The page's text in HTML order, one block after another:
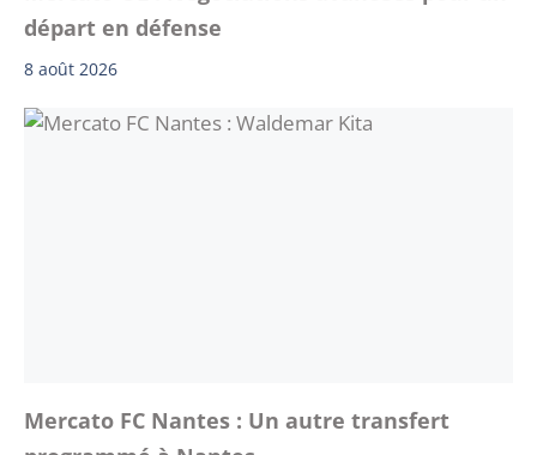
départ en défense
8 août 2026
Mercato FC Nantes : Un autre transfert